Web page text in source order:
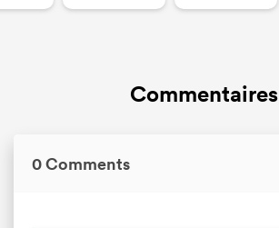
Commentaires
0 Comments